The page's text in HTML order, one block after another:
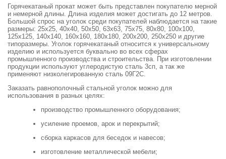
Горячекатаный прокат может быть представлен покупателю мерной
и немерной длины. Длина изделия может достигать до 12 метров.
Большой спрос на уголок среди покупателей наблюдается на такие
размеры: 25х25, 40х40, 50х50, 63х63, 75х75, 80х80, 100х100,
125х125, 140х140, 160х160, 180х180, 200х200, 250х250 и другие
типоразмеры. Уголок горячекатаный относится к универсальному
изделию и используется буквально во всех сферах
промышленного производства и строительства. При изготовлении
продукции используют углеродистую сталь 3сп, а так же
применяют низколегированную сталь 09Г2С.
Заказать равнополочный стальной уголок можно для
использования в разных целях:
производство промышленного оборудования;
усиление проемов, арок и перекрытий;
сборка каркасов для беседок и навесов;
изготовление металлической мебели;